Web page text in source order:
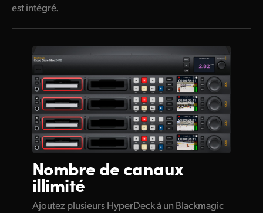
est intégré.
Nombre de canaux
illimité
Ajoutez plusieurs HyperDeck à un Blackmagic